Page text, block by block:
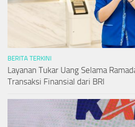
BERITA TERKINI
Layanan Tukar Uang Selama
Transaksi Finansial dari BRI